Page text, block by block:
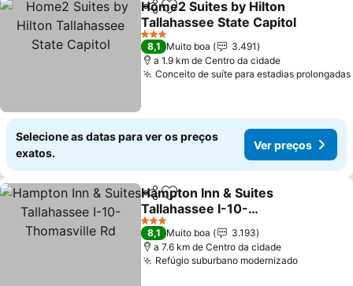
PartilharAdicionar aos favoritos
Home2 Suites by Hilton
Tallahassee State Capitol
Ver preços
3 Estrelas
8,1 Muito boa
3.491
a 1.9 km de Centro da cidade
Conceito de suíte para estadias prolongadas
Selecione as datas para ver os preços
exatos.
Ver preços
PartilharAdicionar aos favoritos
Hampton Inn & Suites
Tallahassee I-10-
Thomasville Rd
Ver preços
3 Estrelas
8,1 Muito boa
3.193
a 7.6 km de Centro da cidade
Refúgio suburbano modernizadoVer